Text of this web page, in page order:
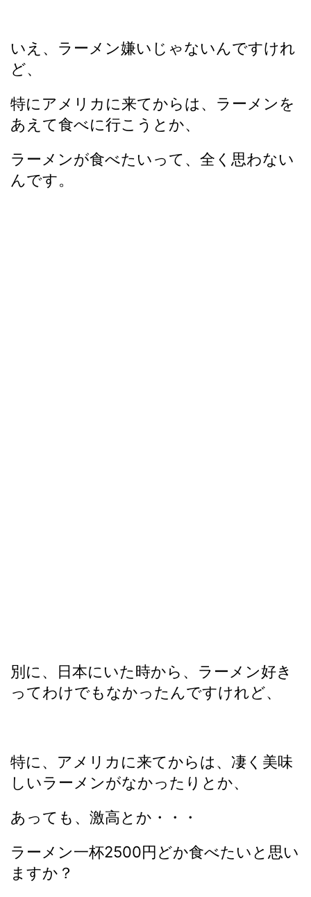
いえ、ラーメン嫌いじゃないんですけれ
ど、
特にアメリカに来てからは、ラーメンを
あえて食べに行こうとか、
ラーメンが食べたいって、全く思わない
んです。
別に、日本にいた時から、ラーメン好き
ってわけでもなかったんですけれど、
特に、アメリカに来てからは、凄く美味
しいラーメンがなかったりとか、
あっても、激高とか・・・
ラーメン一杯2500円どか食べたいと思い
ますか？